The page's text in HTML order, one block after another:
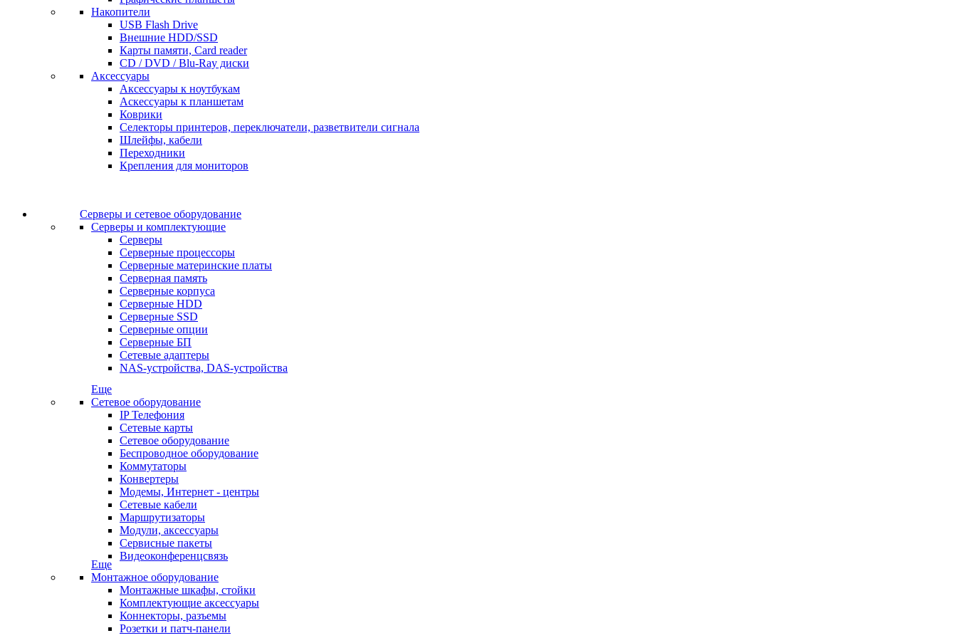
Накопители
USB Flash Drive
Внешние HDD/SSD
Карты памяти, Card reader
CD / DVD / Blu-Ray диски
Аксессуары
Аксессуары к ноутбукам
Аскессуары к планшетам
Коврики
Селекторы принтеров, переключатели, разветвители сигнала
Шлейфы, кабели
Переходники
Крепления для мониторов
Серверы и сетевое оборудование
Серверы и комплектующие
Серверы
Серверные процессоры
Серверные материнские платы
Серверная память
Серверные корпуса
Серверные HDD
Серверные SSD
Серверные опции
Серверные БП
Сетевые адаптеры
NAS-устройства, DAS-устройства
Еще
Сетевое оборудование
IP Телефония
Сетевые карты
Сетевое оборудование
Беспроводное оборудование
Коммутаторы
Конвертеры
Модемы, Интернет - центры
Сетевые кабели
Маршрутизаторы
Модули, аксессуары
Сервисные пакеты
Видеоконференцсвязь
Еще
Монтажное оборудование
Монтажные шкафы, стойки
Комплектующие аксессуары
Коннекторы, разъемы
Розетки и патч-панели